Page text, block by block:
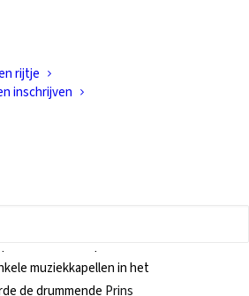
rijtje
inschrijven
we in Residentie “D’n Tent”
van Prins D’n Afdronk en zijn
en Trippel. Ze stonden toch
keileuk en geslaagd
wijze
muziekkapellen in het
de drummende Prins